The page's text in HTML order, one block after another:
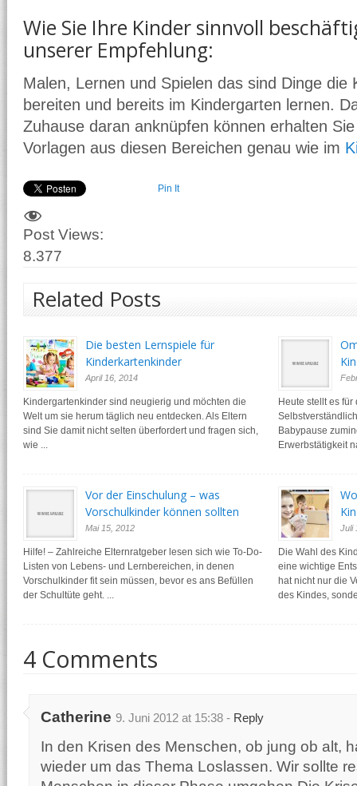
Wie Sie Ihre Kinder sinnvoll
unserer Empfehlung:
Malen, Lernen und Spielen das sind Dinge die
bereiten und bereits im Kindergarten lernen.
Zuhause daran anknüpfen können erhalten
Vorlagen aus diesen Bereichen genau wie im
Pin It
Post Views:
8.377
Related Posts
Die besten Lernspiele für
Kinderkartenkinder
April 16, 2014
Kindergartenkinder sind neugierig und möchten die
Welt um sie herum täglich neu entdecken. Als Eltern
sind Sie damit nicht selten überfordert und fragen sich,
wie ...
Heute stellt es
Babypause
Erwerbstätigkeit
Vor der Einschulung – was
Vorschulkinder können sollten
Mai 15, 2012
Hilfe! – Zahlreiche Elternratgeber lesen sich wie To-Do-
Listen von Lebens- und Lernbereichen, in denen
Vorschulkinder fit sein müssen, bevor es ans Befüllen
der Schultüte geht. ...
Juli
Die Wahl des
eine wichtige
hat nicht nur die
des Kindes,
4 Comments
Catherine 9. Juni 2012 at 15:38 - Reply
In den Krisen des Menschen, ob jung ob alt,
wieder um das Thema Loslassen. Wir sollte